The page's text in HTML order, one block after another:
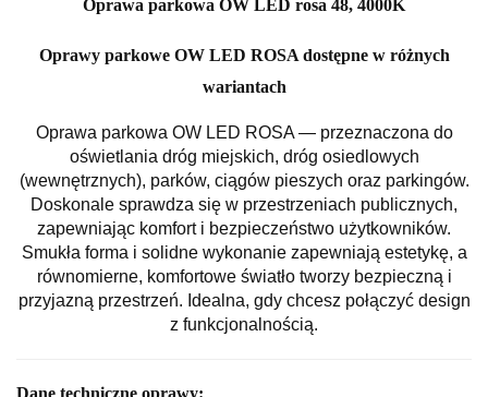
Oprawa parkowa OW LED rosa 48, 4000K
Oprawy parkowe OW LED ROSA dostępne w różnych
wariantach
Oprawa parkowa OW LED ROSA — przeznaczona do
oświetlania dróg miejskich, dróg osiedlowych
(wewnętrznych), parków, ciągów pieszych oraz parkingów.
Doskonale sprawdza się w przestrzeniach publicznych,
zapewniając komfort i bezpieczeństwo użytkowników.
Smukła forma i solidne wykonanie zapewniają estetykę, a
równomierne, komfortowe światło tworzy bezpieczną i
przyjazną przestrzeń. Idealna, gdy chcesz połączyć design
z funkcjonalnością.
Dane techniczne oprawy: